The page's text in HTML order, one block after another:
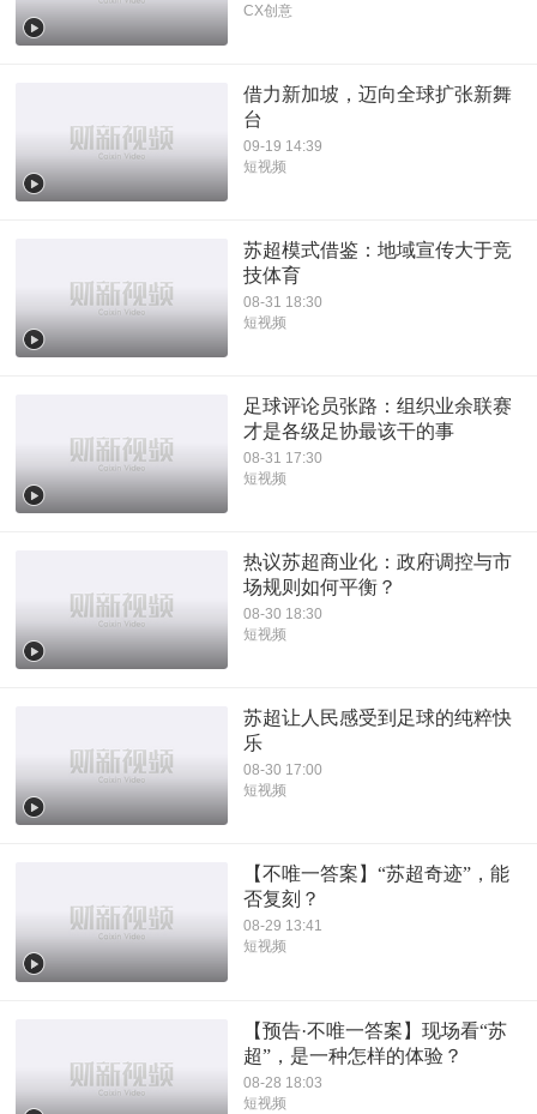
CX创意
借力新加坡，迈向全球扩张新舞
台
09-19 14:39
短视频
苏超模式借鉴：地域宣传大于竞
技体育
08-31 18:30
短视频
足球评论员张路：组织业余联赛
才是各级足协最该干的事
08-31 17:30
短视频
热议苏超商业化：政府调控与市
场规则如何平衡？
08-30 18:30
短视频
苏超让人民感受到足球的纯粹快
乐
08-30 17:00
短视频
【不唯一答案】“苏超奇迹”，能
否复刻？
08-29 13:41
短视频
【预告·不唯一答案】现场看“苏
超”，是一种怎样的体验？
08-28 18:03
短视频